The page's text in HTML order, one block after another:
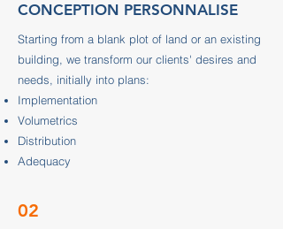
CONCEPTION PERSONNALISE
Starting from a blank plot of land or an existing
building, we transform our clients' desires and
needs, initially into plans:
Implementation
Volumetrics
Distribution
Adequacy
02